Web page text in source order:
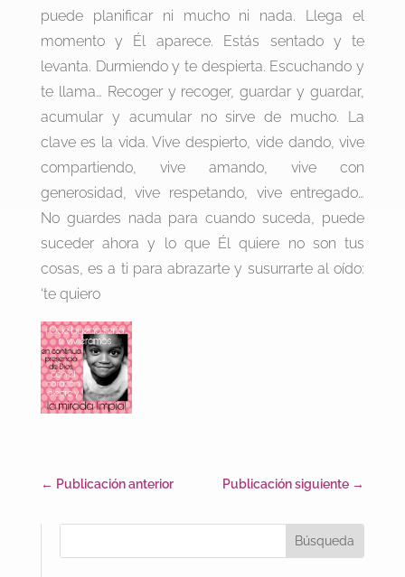
puede planificar ni mucho ni nada. Llega el
momento y Él aparece. Estás sentado y te
levanta. Durmiendo y te despierta. Escuchando y
te llama… Recoger y recoger, guardar y guardar,
acumular y acumular no sirve de mucho. La
clave es la vida. Vive despierto, vide dando, vive
compartiendo, vive amando, vive con
generosidad, vive respetando, vive entregado…
No guardes nada para cuando suceda, puede
suceder ahora y lo que Él quiere no son tus
cosas, es a ti para abrazarte y susurrarte al oído:
‘te quiero
← Publicación anterior Publicación siguiente →